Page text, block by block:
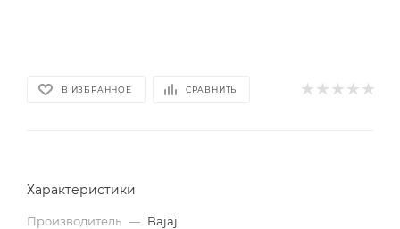
В ИЗБРАННОЕ СРАВНИТЬ
Характеристики
Производитель — Bajaj